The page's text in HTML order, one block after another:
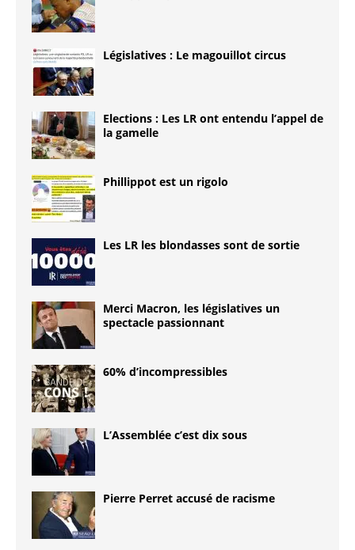
Législatives : Le magouillot circus
Elections : Les LR ont entendu l’appel de
la gamelle
Phillippot est un rigolo
Les LR les blondasses sont de sortie
Merci Macron, les législatives un
spectacle passionnant
60% d’incompressibles
L’Assemblée c’est dix sous
Pierre Perret accusé de racisme